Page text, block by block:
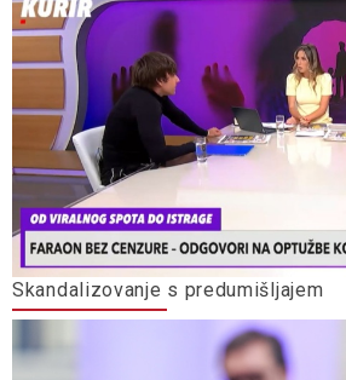
Skandalizovanje s predumišljajem